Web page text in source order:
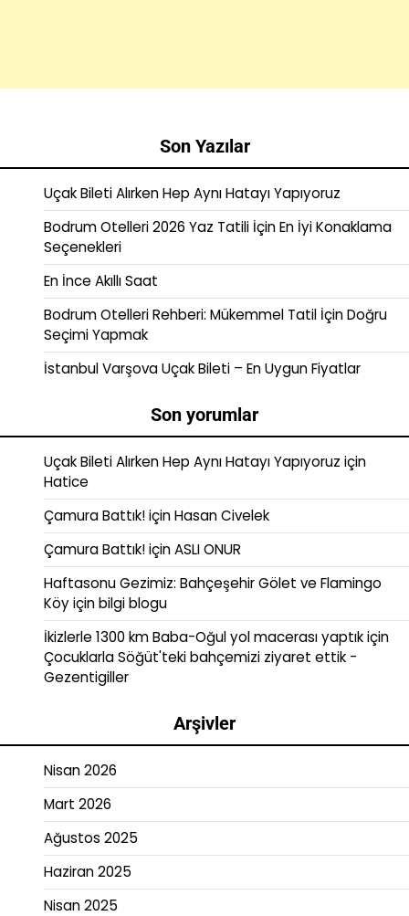
Son Yazılar
Uçak Bileti Alırken Hep Aynı Hatayı Yapıyoruz
Bodrum Otelleri 2026 Yaz Tatili İçin En İyi Konaklama
Seçenekleri
En İnce Akıllı Saat
Bodrum Otelleri Rehberi: Mükemmel Tatil İçin Doğru
Seçimi Yapmak
İstanbul Varşova Uçak Bileti – En Uygun Fiyatlar
Son yorumlar
Uçak Bileti Alırken Hep Aynı Hatayı Yapıyoruz için
Hatice
Çamura Battık!içinHasan Civelek
Çamura Battık!içinASLI ONUR
Haftasonu Gezimiz: Bahçeşehir Gölet ve Flamingo
Köyiçinbilgi blogu
İkizlerle 1300 km Baba-Oğul yol macerası yaptıkiçin
Çocuklarla Söğüt'teki bahçemizi ziyaret ettik -
Gezentigiller
Arşivler
Nisan 2026
Mart 2026
Ağustos 2025
Haziran 2025
Nisan 2025